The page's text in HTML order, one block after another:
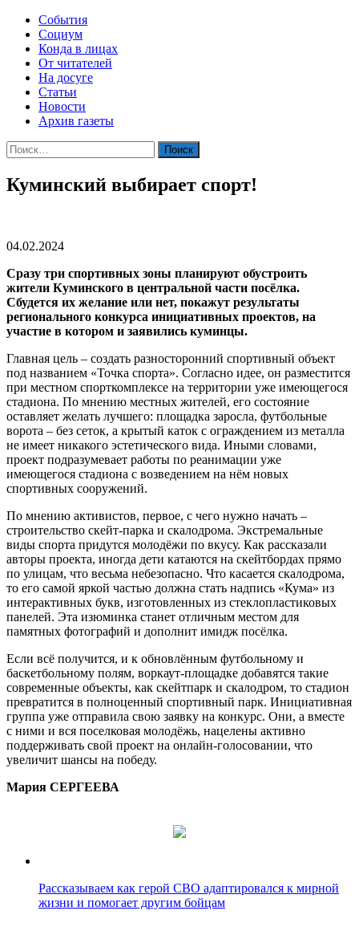
События
Социум
Конда в лицах
От читателей
На досуге
Статьи
Новости
Архив газеты
Найти:
Куминский выбирает спорт!
04.02.2024
Сразу три спортивных зоны планируют обустроить
жители Куминского в центральной части посёлка.
Сбудется их желание или нет, покажут результаты
регионального конкурса инициативных проектов, на
участие в котором и заявились куминцы.
Главная цель – создать разносторонний спортивный объект
под названием «Точка спорта». Согласно идее, он разместится
при местном спорткомплексе на территории уже имеющегося
стадиона. По мнению местных жителей, его состояние
оставляет желать лучшего: площадка заросла, футбольные
ворота – без сеток, а крытый каток с ограждением из металла
не имеет никакого эстетического вида. Иными словами,
проект подразумевает работы по реанимации уже
имеющегося стадиона с возведением на нём новых
спортивных сооружений.
По мнению активистов, первое, с чего нужно начать –
строительство скейт-парка и скалодрома. Экстремальные
виды спорта придутся молодёжи по вкусу. Как рассказали
авторы проекта, иногда дети катаются на скейтбордах прямо
по улицам, что весьма небезопасно. Что касается скалодрома,
то его самой яркой частью должна стать надпись «Кума» из
интерактивных букв, изготовленных из стеклопластиковых
панелей. Эта изюминка станет отличным местом для
памятных фотографий и дополнит имидж посёлка.
Если всё получится, и к обновлённым футбольному и
баскетбольному полям, воркаут-площадке добавятся такие
современные объекты, как скейтпарк и скалодром, то стадион
превратится в полноценный спортивный парк. Инициативная
группа уже отправила свою заявку на конкурс. Они, а вместе
с ними и вся поселковая молодёжь, нацелены активно
поддерживать свой проект на онлайн-голосовании, что
увеличит шансы на победу.
Мария СЕРГЕЕВА
Рассказываем как герой СВО адаптировался к мирной
жизни и помогает другим бойцам